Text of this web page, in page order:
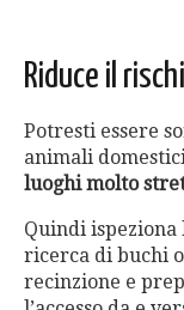
Riduce il
Potresti essere
animali
luoghi molto
Quindi
ricerca di buchi
recinzione e